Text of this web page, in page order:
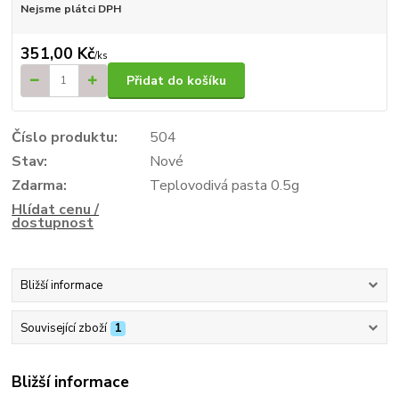
Nejsme plátci DPH
351,00 Kč/ks
Přidat do košíku
Číslo produktu:
504
Stav:
Nové
Zdarma:
Teplovodivá pasta 0.5g
Hlídat cenu /
dostupnost
Bližší informace
Související zboží 1
Bližší informace